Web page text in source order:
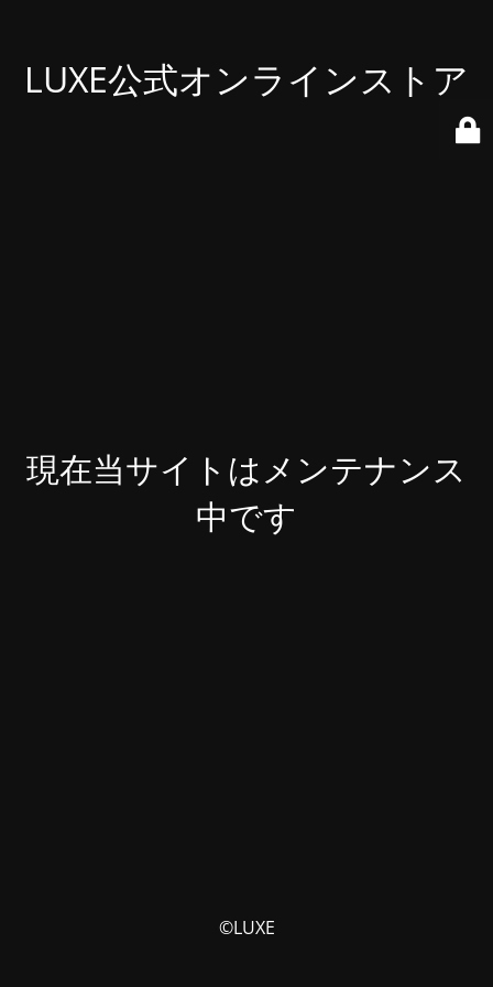
LUXE公式オンラインストア
現在当サイトはメンテナンス
中です
©LUXE